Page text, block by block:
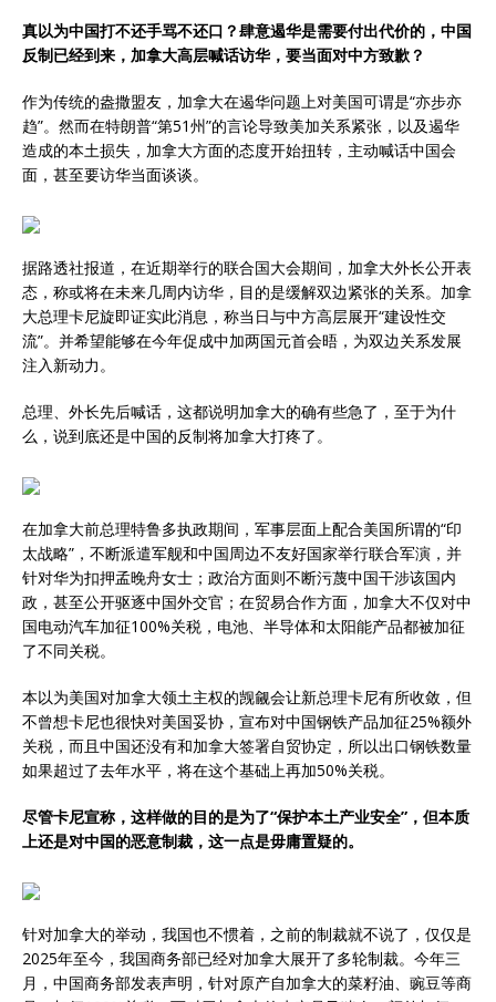
真以为中国打不还手骂不还口？肆意遏华是需要付出代价的，中国
反制已经到来，加拿大高层喊话访华，要当面对中方致歉？
作为传统的盎撒盟友，加拿大在遏华问题上对美国可谓是“亦步亦
趋”。然而在特朗普“第51州”的言论导致美加关系紧张，以及遏华
造成的本土损失，加拿大方面的态度开始扭转，主动喊话中国会
面，甚至要访华当面谈谈。
据路透社报道，在近期举行的联合国大会期间，加拿大外长公开表
态，称或将在未来几周内访华，目的是缓解双边紧张的关系。加拿
大总理卡尼旋即证实此消息，称当日与中方高层展开“建设性交
流”。并希望能够在今年促成中加两国元首会晤，为双边关系发展
注入新动力。
总理、外长先后喊话，这都说明加拿大的确有些急了，至于为什
么，说到底还是中国的反制将加拿大打疼了。
在加拿大前总理特鲁多执政期间，军事层面上配合美国所谓的“印
太战略”，不断派遣军舰和中国周边不友好国家举行联合军演，并
针对华为扣押孟晚舟女士；政治方面则不断污蔑中国干涉该国内
政，甚至公开驱逐中国外交官；在贸易合作方面，加拿大不仅对中
国电动汽车加征100%关税，电池、半导体和太阳能产品都被加征
了不同关税。
本以为美国对加拿大领土主权的觊觎会让新总理卡尼有所收敛，但
不曾想卡尼也很快对美国妥协，宣布对中国钢铁产品加征25%额外
关税，而且中国还没有和加拿大签署自贸协定，所以出口钢铁数量
如果超过了去年水平，将在这个基础上再加50%关税。
尽管卡尼宣称，这样做的目的是为了“保护本土产业安全”，但本质
上还是对中国的恶意制裁，这一点是毋庸置疑的。
针对加拿大的举动，我国也不惯着，之前的制裁就不说了，仅仅是
2025年至今，我国商务部已经对加拿大展开了多轮制裁。今年三
月，中国商务部发表声明，针对原产自加拿大的菜籽油、豌豆等商